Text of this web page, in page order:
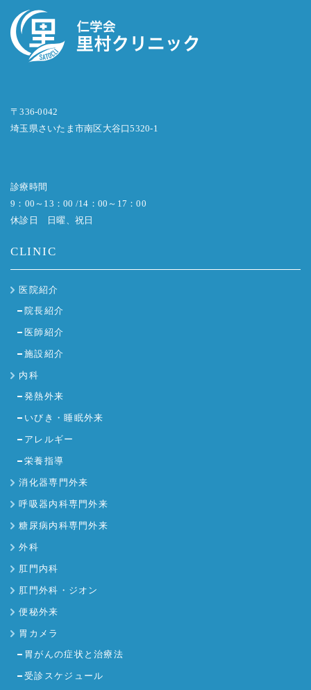
〒336-0042
埼玉県さいたま市南区大谷口5320-1
診療時間
9：00～13：00 /14：00～17：00
休診日 日曜、祝日
CLINIC
医院紹介
院長紹介
医師紹介
施設紹介
内科
発熱外来
いびき・睡眠外来
アレルギー
栄養指導
消化器専門外来
呼吸器内科専門外来
糖尿病内科専門外来
外科
肛門内科
肛門外科・ジオン
便秘外来
胃カメラ
胃がんの症状と治療法
受診スケジュール